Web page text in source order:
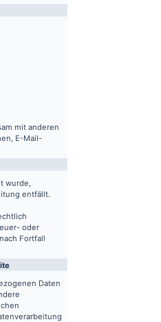
mit anderen
E-Mail-
wurde,
entfällt.
oder
Fortfall
Daten